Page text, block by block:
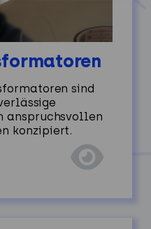
sind
anspruchsvollen
konzipiert.